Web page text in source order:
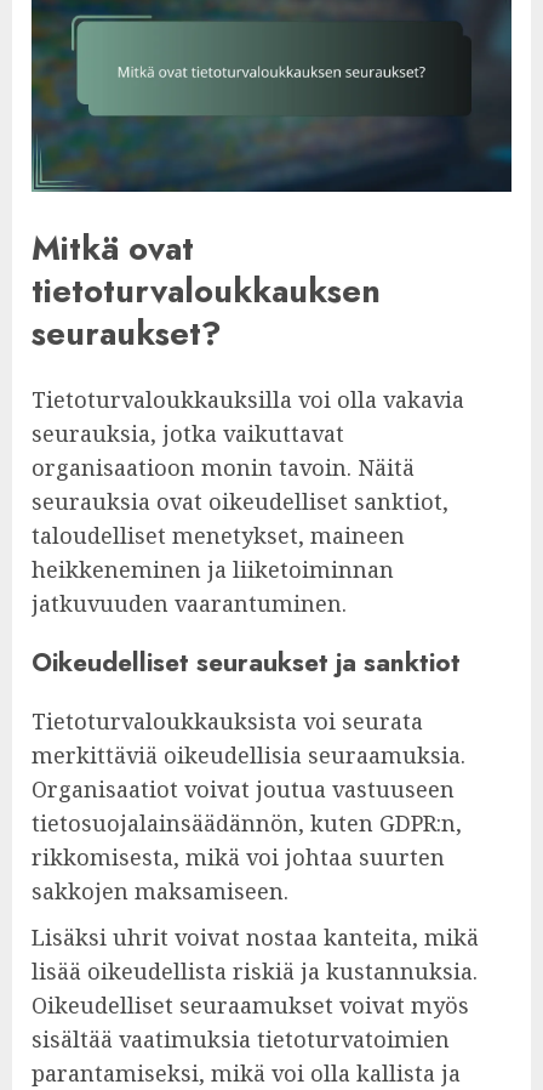
Mitkä ovat
tietoturvaloukkauksen
seuraukset?
Tietoturvaloukkauksilla voi olla vakavia
seurauksia, jotka vaikuttavat
organisaatioon monin tavoin. Näitä
seurauksia ovat oikeudelliset sanktiot,
taloudelliset menetykset, maineen
heikkeneminen ja liiketoiminnan
jatkuvuuden vaarantuminen.
Oikeudelliset seuraukset ja sanktiot
Tietoturvaloukkauksista voi seurata
merkittäviä oikeudellisia seuraamuksia.
Organisaatiot voivat joutua vastuuseen
tietosuojalainsäädännön, kuten GDPR:n,
rikkomisesta, mikä voi johtaa suurten
sakkojen maksamiseen.
Lisäksi uhrit voivat nostaa kanteita, mikä
lisää oikeudellista riskiä ja kustannuksia.
Oikeudelliset seuraamukset voivat myös
sisältää vaatimuksia tietoturvatoimien
parantamiseksi, mikä voi olla kallista ja